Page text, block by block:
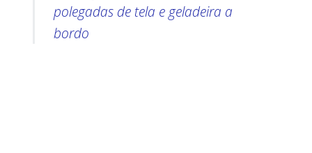
polegadas de tela e geladeira a
bordo